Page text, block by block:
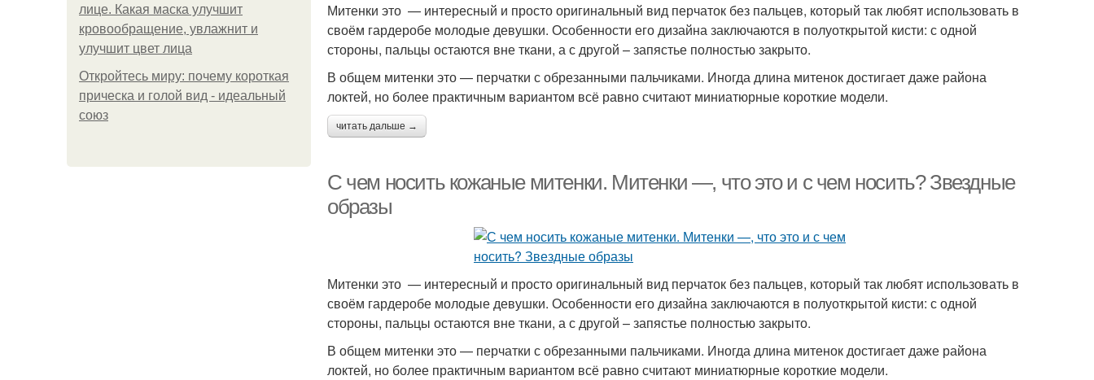
лице. Какая маска улучшит
кровообращение, увлажнит и
улучшит цвет лица
Откройтесь миру: почему короткая
прическа и голой вид - идеальный
союз
Митенки это — интересный и просто оригинальный вид перчаток без пальцев, который так любят использовать в
своём гардеробе молодые девушки. Особенности его дизайна заключаются в полуоткрытой кисти: с одной
стороны, пальцы остаются вне ткани, а с другой – запястье полностью закрыто.
В общем митенки это — перчатки с обрезанными пальчиками. Иногда длина митенок достигает даже района
локтей, но более практичным вариантом всё равно считают миниатюрные короткие модели.
читать дальше →
С чем носить кожаные митенки. Митенки —, что это и с чем носить? Звездные
образы
Митенки это — интересный и просто оригинальный вид перчаток без пальцев, который так любят использовать в
своём гардеробе молодые девушки. Особенности его дизайна заключаются в полуоткрытой кисти: с одной
стороны, пальцы остаются вне ткани, а с другой – запястье полностью закрыто.
В общем митенки это — перчатки с обрезанными пальчиками. Иногда длина митенок достигает даже района
локтей, но более практичным вариантом всё равно считают миниатюрные короткие модели.